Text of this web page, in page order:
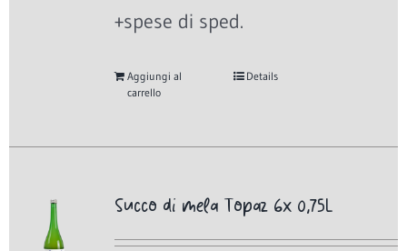
+spese di sped.
Aggiungi al
carrello
Details
Succo di mela Topaz 6x 0,75L